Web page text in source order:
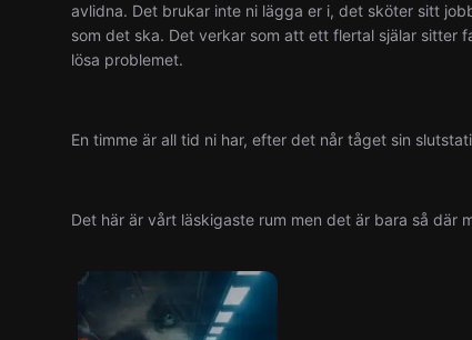
avlidna. Det brukar inte ni lägga er i, det sköter sitt
som det ska. Det verkar som att ett flertal själar sitter
lösa problemet.
En timme är all tid ni har, efter det når tåget sin
Det här är vårt läskigaste rum men det är bara så där